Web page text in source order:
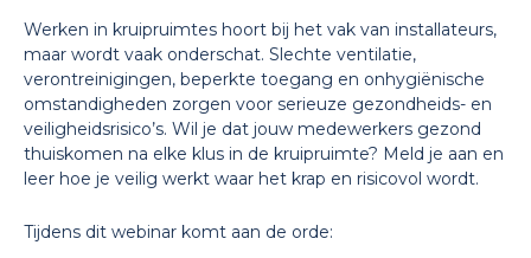
Werken in kruipruimtes hoort bij het vak van installateurs,
maar wordt vaak onderschat. Slechte ventilatie,
verontreinigingen, beperkte toegang en onhygiënische
omstandigheden zorgen voor serieuze gezondheids- en
veiligheidsrisico’s. Wil je dat jouw medewerkers gezond
thuiskomen na elke klus in de kruipruimte? Meld je aan en
leer hoe je veilig werkt waar het krap en risicovol wordt.
Tijdens dit webinar komt aan de orde: